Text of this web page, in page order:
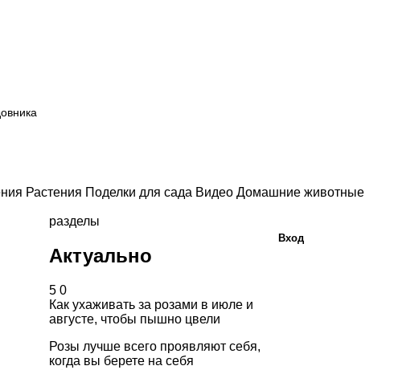
Растения Поделки для сада Видео Домашние животные
разделы
Актуально
5 0
Как ухаживать за розами в июле и
августе, чтобы пышно цвели
Розы лучше всего проявляют себя,
когда вы берете на себя
Вход